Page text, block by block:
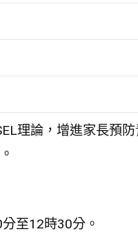
理論，增進家長預
至12時30分。